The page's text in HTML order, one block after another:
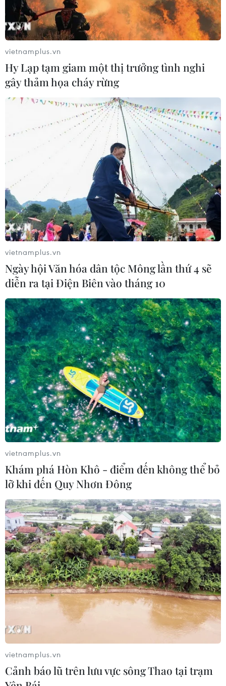
TIN CÙNG CHUYÊN MỤC
Cảnh sát giao thông triển khai chiến
dịch nâng cao kỹ năng lái xe môtô, xe
gắn máy
07/08/2026 14:37
Tháng 12/2026 hoàn thành mở rộng
vietnamplus.vn
Hy Lạp tạm giam một thị trưởng tình nghi
gây thảm họa cháy rừng
vietnamplus.vn
Ngày hội Văn hóa dân tộc Mông lần thứ 4 sẽ
diễn ra tại Điện Biên vào tháng 10
vietnamplus.vn
Khám phá Hòn Khô - điểm đến không thể bỏ
lỡ khi đến Quy Nhơn Đông
vietnamplus.vn
Cảnh báo lũ trên lưu vực sông Thao tại trạm